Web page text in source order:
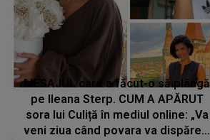
MESAJUL care a făcut-o să plângă
pe Ileana Sterp. CUM A APĂRUT
sora lui Culiță în mediul online: „Va
veni ziua când povara va dispărea,